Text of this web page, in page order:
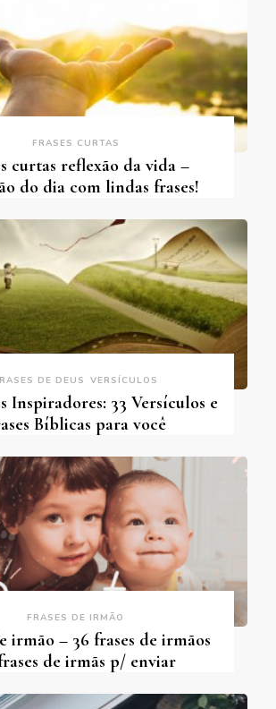
FRASES CURTAS
curtas reflexão da vida –
do dia com lindas frases!
DE DEUS VERSÍCULOS
Inspiradores: 33 Versículos e
Bíblicas para você
FRASES DE IRMÃO
irmão – 36 frases de irmãos
de irmãs p/ enviar